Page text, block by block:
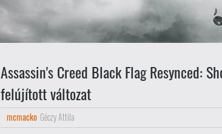
Assassin's Creed Black Flag Resynced:
felújított változat
mcmacko Géczy Attila